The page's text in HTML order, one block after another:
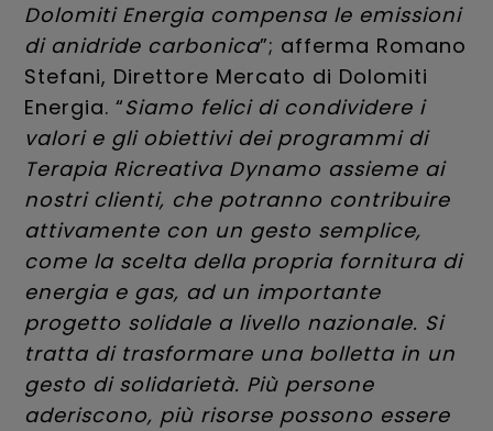
Dolomiti Energia compensa le emissioni
di anidride carbonica”; afferma Romano
Stefani, Direttore Mercato di Dolomiti
Energia. “Siamo felici di condividere i
valori e gli obiettivi dei programmi di
Terapia Ricreativa Dynamo assieme ai
nostri clienti, che potranno contribuire
attivamente con un gesto semplice,
come la scelta della propria fornitura di
energia e gas, ad un importante
progetto solidale a livello nazionale. Si
tratta di trasformare una bolletta in un
gesto di solidarietà. Più persone
aderiscono, più risorse possono essere